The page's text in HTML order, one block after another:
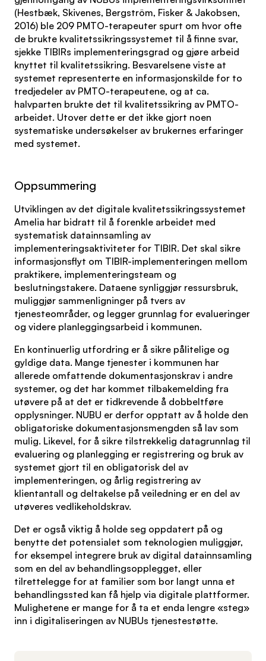
(Hestbæk, Skivenes, Bergström, Fisker & Jakobsen,
2016) ble 209 PMTO-terapeuter spurt om hvor ofte
de brukte kvalitetssikringssystemet til å finne svar,
sjekke TIBIRs implementeringsgrad og gjøre arbeid
knyttet til kvalitetssikring. Besvarelsene viste at
systemet representerte en informasjonskilde for to
tredjedeler av PMTO-terapeutene, og at ca.
halvparten brukte det til kvalitetssikring av PMTO-
arbeidet. Utover dette er det ikke gjort noen
systematiske undersøkelser av brukernes erfaringer
med systemet.
Oppsummering
Utviklingen av det digitale kvalitetssikringssystemet
Amelia har bidratt til å forenkle arbeidet med
systematisk datainnsamling av
implementeringsaktiviteter for TIBIR. Det skal sikre
informasjonsflyt om TIBIR-implementeringen mellom
praktikere, implementeringsteam og
beslutningstakere. Dataene synliggjør ressursbruk,
muliggjør sammenligninger på tvers av
tjenesteområder, og legger grunnlag for evalueringer
og videre planleggingsarbeid i kommunen.
En kontinuerlig utfordring er å sikre pålitelige og
gyldige data. Mange tjenester i kommunen har
allerede omfattende dokumentasjonskrav i andre
systemer, og det har kommet tilbakemelding fra
utøvere på at det er tidkrevende å dobbeltføre
opplysninger. NUBU er derfor opptatt av å holde den
obligatoriske dokumentasjonsmengden så lav som
mulig. Likevel, for å sikre tilstrekkelig datagrunnlag til
evaluering og planlegging er registrering og bruk av
systemet gjort til en obligatorisk del av
implementeringen, og årlig registrering av
klientantall og deltakelse på veiledning er en del av
utøveres vedlikeholdskrav.
Det er også viktig å holde seg oppdatert på og
benytte det potensialet som teknologien muliggjør,
for eksempel integrere bruk av digital datainnsamling
som en del av behandlingsopplegget, eller
tilrettelegge for at familier som bor langt unna et
behandlingssted kan få hjelp via digitale plattformer.
Mulighetene er mange for å ta et enda lengre «steg»
inn i digitaliseringen av NUBUs tjenestestøtte.